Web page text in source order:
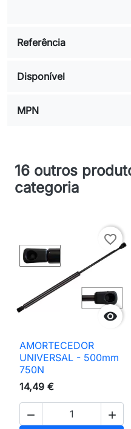
Referência
Disponível
MPN
16 outros
categoria

favorite_border
AMORTECEDOR
UNIVERSAL - 500mm
750N
14,49 €
 